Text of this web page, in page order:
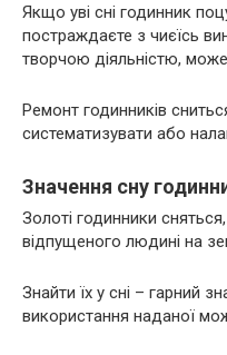
Якщо уві сні годинник
постраждаєте з чиєїсь
творчою діяльністю,
Ремонт годинників
систематизувати або
Значення сну
Золоті годинники
відпущеного людині на
Знайти їх у сні – гарний
використання наданої